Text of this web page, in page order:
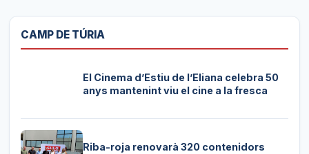
CAMP DE TÚRIA
El Cinema d’Estiu de l’Eliana celebra 50
anys mantenint viu el cine a la fresca
Riba-roja renovarà 320 contenidors